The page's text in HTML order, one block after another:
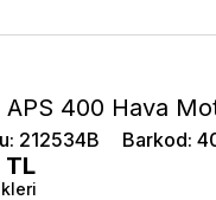
APS 400 Hava
: 212534B Barkod:
TL